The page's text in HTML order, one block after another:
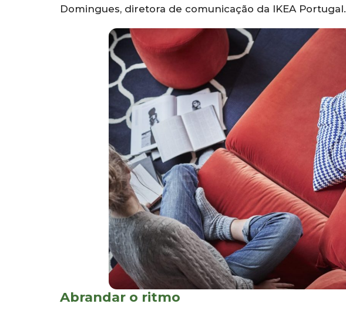
Domingues, diretora de comunicação da IKEA Portugal.
Abrandar o ritmo